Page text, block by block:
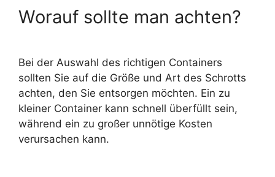
Worauf sollte man achten?
Bei der Auswahl des richtigen Containers
sollten Sie auf die Größe und Art des Schrotts
achten, den Sie entsorgen möchten. Ein zu
kleiner Container kann schnell überfüllt sein,
während ein zu großer unnötige Kosten
verursachen kann.